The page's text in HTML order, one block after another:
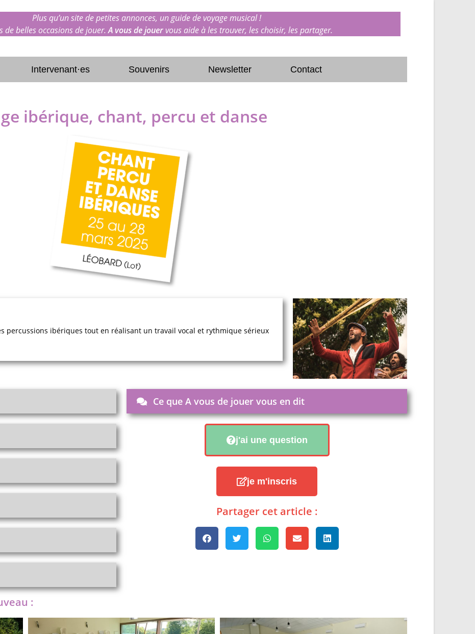
Plus qu’un site de petites annonces, un guide de voyage musical !
de belles occasions de jouer.A vous de jouervous aide à les trouver, les choisir, les partager.
Intervenant·es Souvenirs Newsletter Contact
ibérique, chant, percu et danse
percussions ibériques tout en réalisant un travail vocal et rythmique sérieux
Ce que A vous de jouer vous en dit
j'ai une question
je m'inscris
Partager cet article :
: